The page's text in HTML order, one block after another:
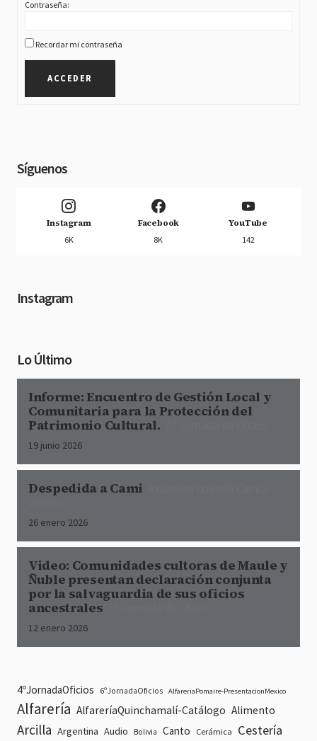
Contraseña:
Recordar mi contraseña
ACCEDER
Síguenos
Instagram
6K
Facebook
8K
YouTube
142
Instagram
Lo Último
Informe: Encuentro de Gestión Local y
Comunitaria para la Protección del
Patrimonio Cultural.
19 junio 2026
Despedida a Cami
26 enero 2026
Video: Comunidades cultoras de Maule y
Ñuble presentan declaración conjunta
por la salvaguardia de sus oficios
ancestrales
12 enero 2026
4ºJornadaOficios 6ºJornadaOficios AlfareriaPomaire-PresentacionMexico
Alfarería AlfareríaQuinchamalí-Catálogo Alimento
Arcilla Argentina Audio Bolivia Canto Cerámica Cestería